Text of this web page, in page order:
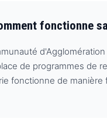
fonctionne
de programmes de
fonctionne de